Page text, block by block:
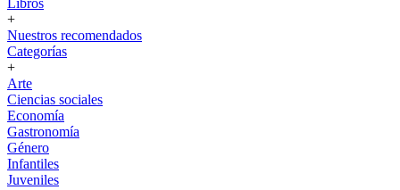
Libros
+
Nuestros recomendados
Categorías
+
Arte
Ciencias sociales
Economía
Gastronomía
Género
Infantiles
Juveniles